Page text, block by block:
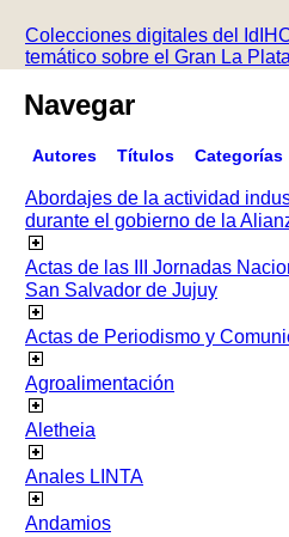
Colecciones digitales del
temático sobre el Gran La Plata
Navegar
Autores Títulos Categorías
Abordajes de la actividad
durante el gobierno de la
Actas de las III Jornadas
San Salvador de Jujuy
Actas de Periodismo y
Agroalimentación
Aletheia
Anales LINTA
Andamios